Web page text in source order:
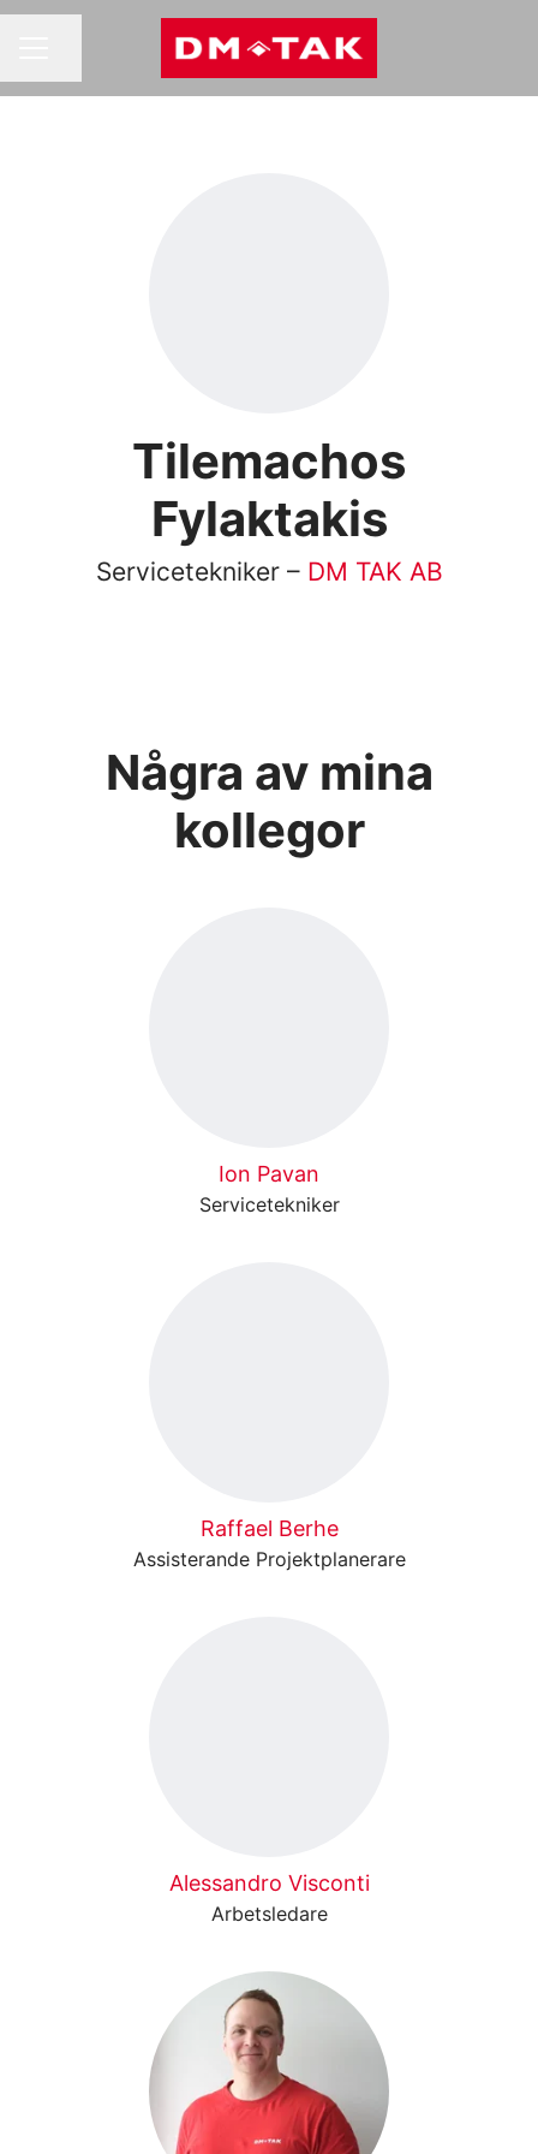
Tilemachos
Fylaktakis
Servicetekniker – DM TAK AB
Några av mina
kollegor
Ion Pavan
Servicetekniker
Raffael Berhe
Assisterande Projektplanerare
Alessandro Visconti
Arbetsledare